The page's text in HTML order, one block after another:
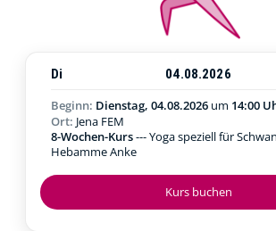
Kurs buchen
Di 04.08.2026
Beginn: Dienstag, 04.08.2026 um 14:00
Ort: Jena FEM
8-Wochen-Kurs--- Yoga speziell für
Hebamme Anke